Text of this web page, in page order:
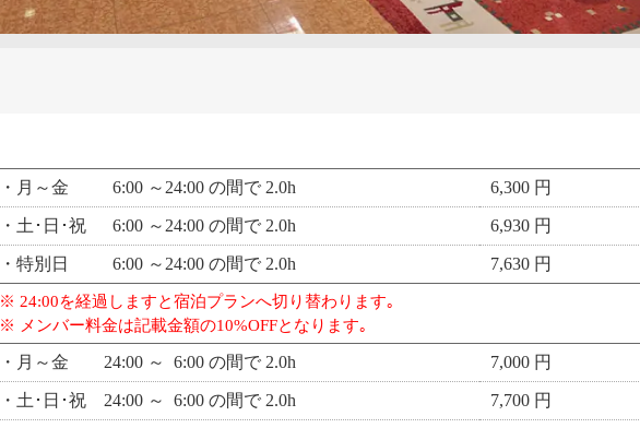
・月～金 6:00 ～24:00 の間で 2.0h 6,300 円
・土･日･祝 6:00 ～24:00 の間で 2.0h 6,930 円
・特別日 6:00 ～24:00 の間で 2.0h
7,630 円
※ 24:00を経過しますと宿泊プランへ切り替わります｡
※ メンバー料金は記載金額の10%OFFとなります｡
・月～金 24:00 ～ 6:00 の間で 2.0h 7,000 円
・土･日･祝 24:00 ～ 6:00 の間で 2.0h 7,700 円